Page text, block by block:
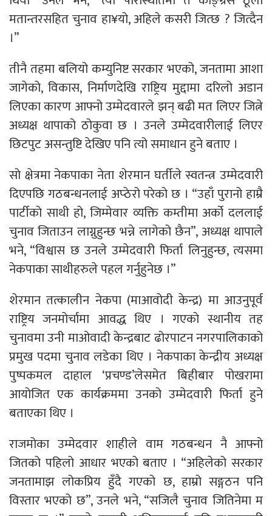
मतान्तरसहित चुनाव हा¥यो, अहिले कसरी जित्छ ? जित्दैन
।”
तीनै तहमा बलियो कम्युनिष्ट सरकार भएको, जनतामा आशा
जागेको, विकास, निर्माणदेखि राष्ट्रिय मुद्दामा दरिलो अडान
लिएका कारण आफ्नो उम्मेदवारले झन् बढी मत लिएर जित्ने
अध्यक्ष थापाको ठोकुवा छ । उनले उम्मेदवारीलाई लिएर
छिटपुट असन्तुष्टि देखिए पनि त्यो समाधान हुने बताए ।
सो क्षेत्रमा नेकपाका नेता शेरमान घर्तीले स्वतन्त्र उम्मेदवारी
दिएपछि गठबन्धनलाई अप्ठेरो परेको छ । “उहाँ पुरानो हाम्रै
पार्टीको साथी हो, जिम्मेवार व्यक्ति कम्तीमा अर्को दललाई
चुनाव जिताउन लाग्नुहुन्छ भन्ने लागेको छैन”, अध्यक्ष थापाले
भने, “विश्वास छ उनले उम्मेदवारी फिर्ता लिनुहुन्छ, त्यसमा
नेकपाका साथीहरुले पहल गर्नुहुनेछ ।”
शेरमान तत्कालीन नेकपा (माआवोदी केन्द्र) मा आउनुपूर्व
राष्ट्रिय जनमोर्चामा आवद्ध थिए । गएको स्थानीय तह
चुनावमा उनी माओवादी केन्द्रबाट ढोरपाटन नगरपालिकाको
प्रमुख पदमा चुनाव लडेका थिए । नेकपाका केन्द्रीय अध्यक्ष
पुष्पकमल दाहाल ‘प्रचण्ड’लेसमेत बिहीबार पोखरामा
आयोजित एक कार्यक्रममा उनको उम्मेदवारी फिर्ता हुने
बताएका थिए ।
राजमोका उम्मेदवार शाहीले वाम गठबन्धन नै आफ्नो
जितको पहिलो आधार भएको बताए । “अहिलेको सरकार
जनतामाझ लोकप्रिय हुँदै गएको छ, हाम्रो सङ्गठन पनि
विस्तार भएको छ”, उनले भने, “सजिलै चुनाव जितिनेमा म